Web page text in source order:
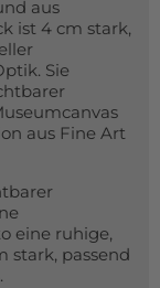
aus
ist 4 cm stark,
Sie
aus Fine Art
eine ruhige,
stark, passend